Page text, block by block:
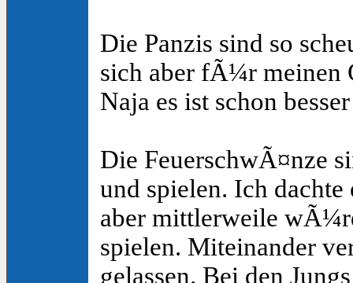
Die Panzis sind so
sich aber fÃ¼r meinen
Naja es ist schon
Die FeuerschwÃ¤nze
und spielen. Ich dachte
aber mittlerweile
spielen. Miteinander
gelassen. Bei den